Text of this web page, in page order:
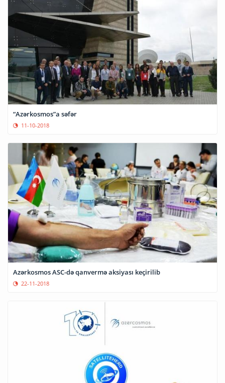
“Azərkosmos”a səfər
11-10-2018
Azərkosmos ASC-də qanvermə aksiyası keçirilib
22-11-2018